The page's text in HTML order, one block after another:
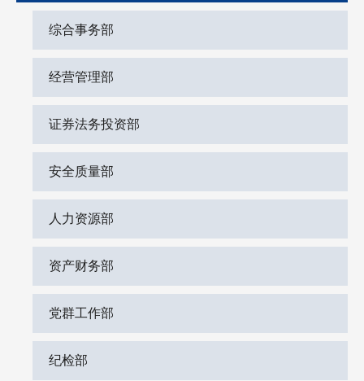
综合事务部
经营管理部
证券法务投资部
安全质量部
人力资源部
资产财务部
党群工作部
纪检部